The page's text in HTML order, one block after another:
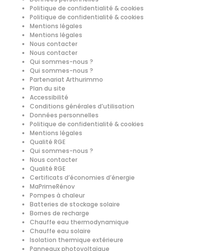
Politique de confidentialité & cookies
Politique de confidentialité & cookies
Mentions légales
Mentions légales
Nous contacter
Nous contacter
Qui sommes-nous ?
Qui sommes-nous ?
Partenariat Arthurimmo
Plan du site
Accessibilité
Conditions générales d’utilisation
Données personnelles
Politique de confidentialité & cookies
Mentions légales
Qualité RGE
Qui sommes-nous ?
Nous contacter
Qualité RGE
Certificats d’économies d’énergie
MaPrimeRénov
Pompes à chaleur
⁠⁠Batteries de stockage solaire
Bornes de recharge
Chauffe eau thermodynamique
Chauffe eau solaire
Isolation thermique extérieure
Panneaux photovoltaïque